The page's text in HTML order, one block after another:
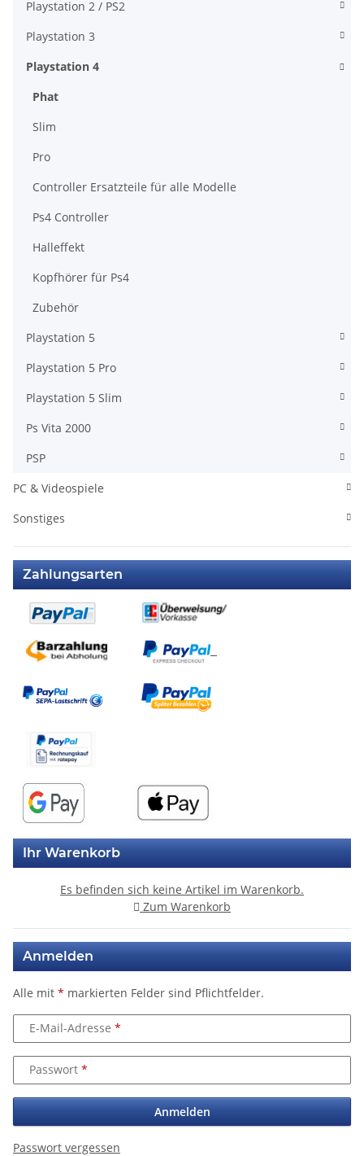
Playstation 2 / PS2
Playstation 3
Playstation 4
Phat
Slim
Pro
Controller Ersatzteile für alle Modelle
Ps4 Controller
Halleffekt
Kopfhörer für Ps4
Zubehör
Playstation 5
Playstation 5 Pro
Playstation 5 Slim
Ps Vita 2000
PSP
PC & Videospiele
Sonstiges
Zahlungsarten
Ihr Warenkorb
Es befinden sich keine Artikel im Warenkorb.
Zum Warenkorb
Anmelden
Alle mit * markierten Felder sind Pflichtfelder.
E-Mail-Adresse
Passwort
Anmelden
Passwort vergessen